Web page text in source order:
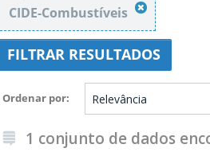
CIDE-Combustíveis
FILTRAR RESULTADOS
Ordenar por
1 conjunto de dados